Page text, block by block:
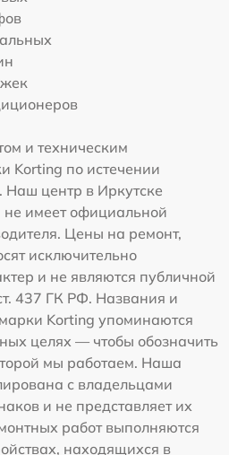
и техническим
Korting по истечении
Наш центр в Иркутске
не имеет официальной
Цены на ремонт,
исключительно
и не являются публичной
437 ГК РФ. Названия и
Korting упоминаются
целях — чтобы обозначить
мы работаем. Наша
с владельцами
и не представляет их
работ выполняются
находящихся в